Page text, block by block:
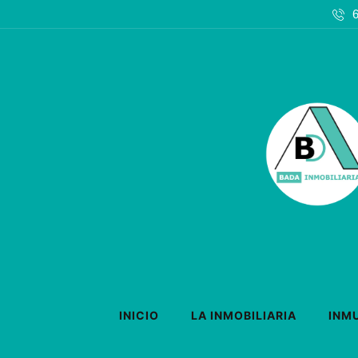
INICIO LA INMOBILIARIA